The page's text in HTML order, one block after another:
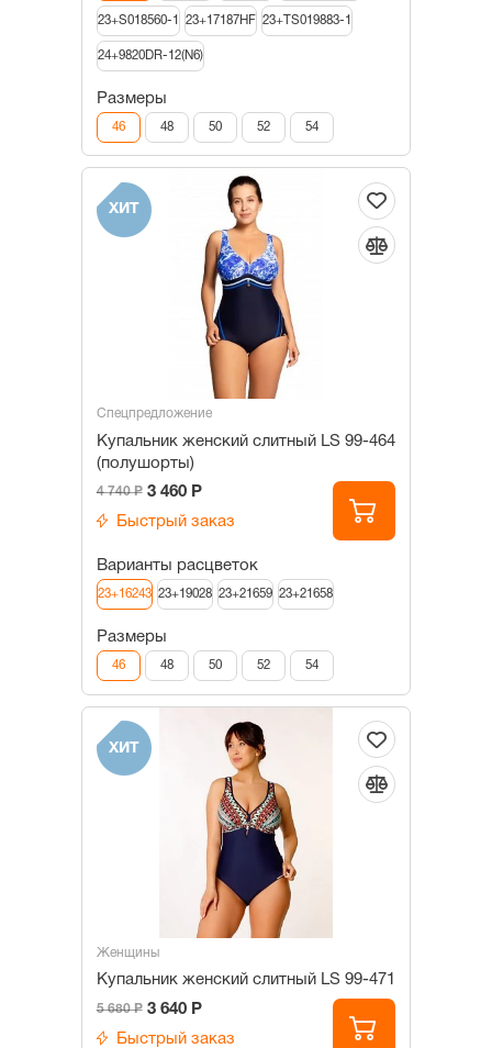
23+S018560-1 23+17187HF 23+TS019883-1
24+9820DR-12(N6)
Размеры
46 48 50 52 54
ХИТ
Спецпредложение
Купальник женский слитный LS 99-464
(полушорты)
4 740 Р 3 460 Р
Быстрый заказ
Варианты расцветок
23+16243 23+19028 23+21659 23+21658
Размеры
46 48 50 52 54
ХИТ
Женщины
Купальник женский слитный LS 99-471
5 680 Р 3 640 Р
Быстрый заказ